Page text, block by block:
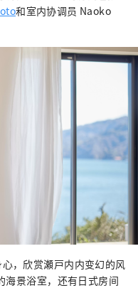
和室内协调员 Naoko
，欣赏瀬戸内内变幻的风
景浴室，还有日式房间